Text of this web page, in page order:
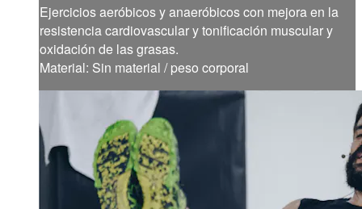
Ejercicios aeróbicos y anaeróbicos con mejora en la
resistencia cardiovascular y tonificación muscular y
oxidación de las grasas.
Material: Sin material / peso corporal